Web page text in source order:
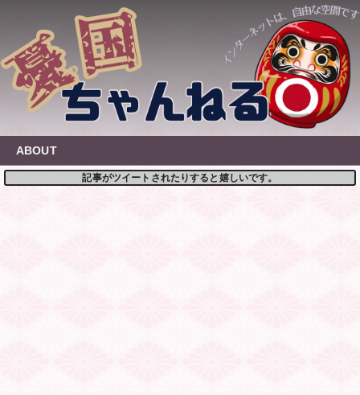
content
ABOUT
記事がツイートされたりすると嬉しいです。